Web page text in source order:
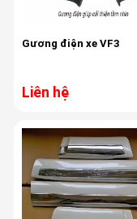
Gương điện xe VF3
Liên hệ